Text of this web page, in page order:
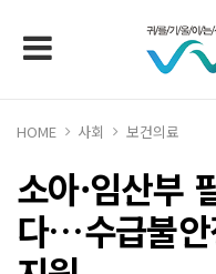
HOME 사회 보건의료
소아·임산부
다…수급불안